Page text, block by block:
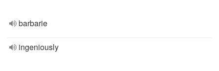
barbarie
ingeniously